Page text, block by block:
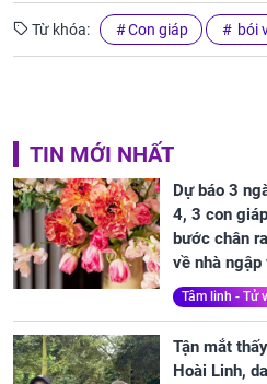
Từ khóa: Con giáp bói
TIN MỚI NHẤT
Dự báo 3
4, 3 con
bước chân
về nhà
Tâm linh - Tử
Tận mắt
Hoài Linh,